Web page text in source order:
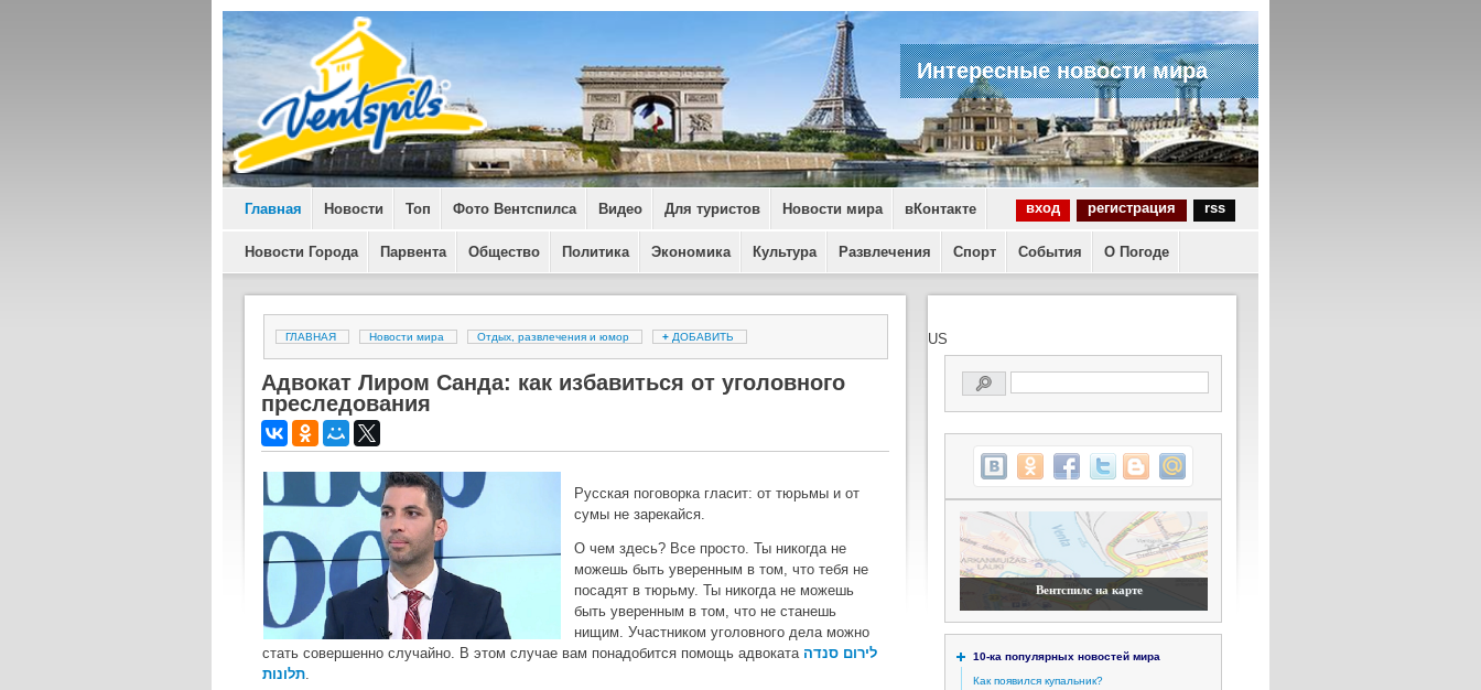
Интересные новости мира
Главная Новости Топ Фото Вентспилса Видео Для туристов Новости мира вКонтакте вход регистрация rss
Новости Города Парвента Общество Политика Экономика Культура Развлечения Спорт События О Погоде
ГЛАВНАЯ Новости мира Отдых, развлечения и юмор + ДОБАВИТЬ
Адвокат Лиром Санда: как избавиться от уголовного
преследования
Русская поговорка гласит: от тюрьмы и от
сумы не зарекайся.
О чем здесь? Все просто. Ты никогда не
можешь быть уверенным в том, что тебя не
посадят в тюрьму. Ты никогда не можешь
быть уверенным в том, что не станешь
нищим. Участником уголовного дела можно
стать совершенно случайно. В этом случае вам понадобится помощь адвоката לירום סנדה
תלונות.
US
Вентспилс на карте
10-ка популярных новостей мира
Как появился купальник?